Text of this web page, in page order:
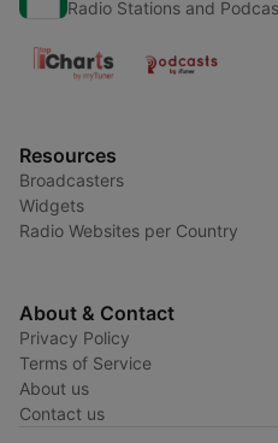
Radio Stations and
Resources
Broadcasters
Widgets
Radio Websites per Country
About & Contact
Privacy Policy
Terms of Service
About us
Contact us